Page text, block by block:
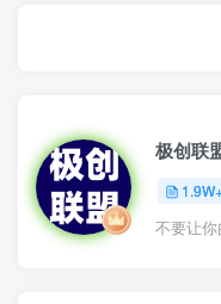
极创联
不要让